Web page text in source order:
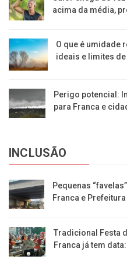
acima da média,
O que é umidade
ideais e limites
Perigo potencial:
para Franca e
INCLUSÃO
Pequenas
Franca e
Tradicional Festa
Franca já tem